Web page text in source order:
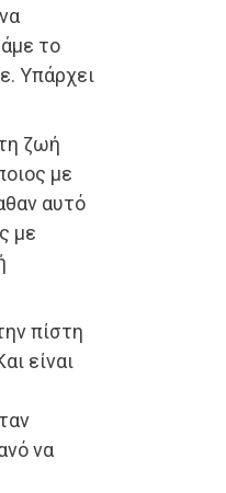
το
Υπάρχει
ζωή
με
αυτό
με
πίστη
είναι
να